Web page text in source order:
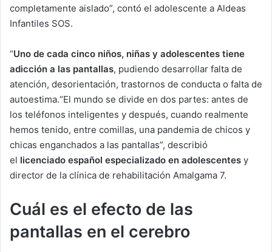
completamente aislado”, contó el adolescente a Aldeas
Infantiles SOS.
“Uno de cada cinco niños, niñas y adolescentes tiene
adicción a las pantallas, pudiendo desarrollar falta de
atención, desorientación, trastornos de conducta o falta de
autoestima.“El mundo se divide en dos partes: antes de
los teléfonos inteligentes y después, cuando realmente
hemos tenido, entre comillas, una pandemia de chicos y
chicas enganchados a las pantallas”, describió
el licenciado español especializado en adolescentes y
director de la clínica de rehabilitación Amalgama 7.
Cuál es el efecto de las
pantallas en el cerebro